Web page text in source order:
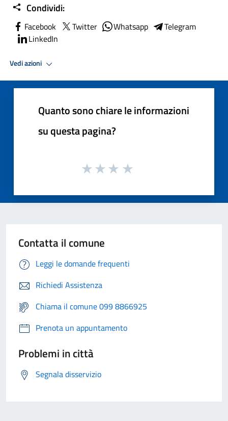
Condividi:
Facebook Twitter Whatsapp
Telegram
LinkedIn
Vedi azioni
Quanto sono chiare le informazioni
su questa pagina?
Contatta il comune
Leggi le domande frequenti
Richiedi Assistenza
Chiama il comune 099 8866925
Prenota un appuntamento
Problemi in città
Segnala disservizio